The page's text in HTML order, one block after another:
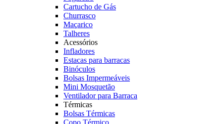
Cartucho de Gás
Churrasco
Maçarico
Talheres
Acessórios
Infladores
Estacas para barracas
Binóculos
Bolsas Impermeáveis
Mini Mosquetão
Ventilador para Barraca
Térmicas
Bolsas Térmicas
Copo Térmico